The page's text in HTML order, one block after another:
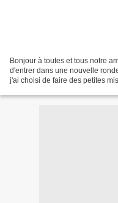
Bonjour à toutes et tous notre
d'entrer dans une nouvelle
j'ai choisi de faire des petites